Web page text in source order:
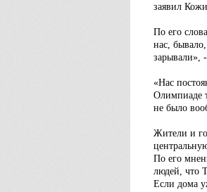
заявил
По его
нас,
зарывали»,
«Нас
Олимпиаде
не было
Жители и
По его
людей, что
Если дома